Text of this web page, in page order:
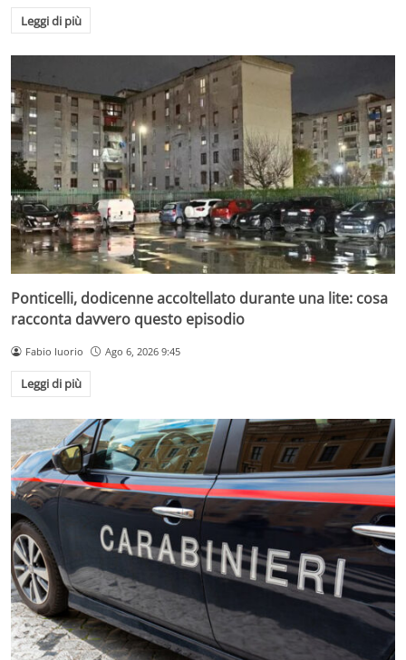
Leggi di più
Ponticelli, dodicenne accoltellato durante una lite: cosa
racconta davvero questo episodio
Fabio Iuorio Ago 6, 2026 9:45
Leggi di più